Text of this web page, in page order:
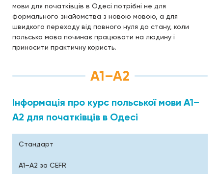
мови для початківців в Одесі потрібні не для
формального знайомства з новою мовою, а для
швидкого переходу від повного нуля до стану, коли
польська мова починає працювати на людину і
приносити практичну користь.
A1–A2
Інформація про курс польської мови A1–
A2 для початківців в Одесі
Стандарт
A1–A2 за CEFR